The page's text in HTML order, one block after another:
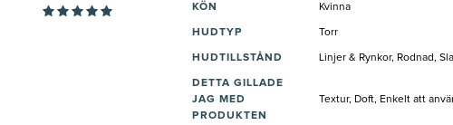
KÖN Kvinna
HUDTYP Torr
HUDTILLSTÅND Linjer & Rynkor, Rodnad,
DETTA GILLADE
JAG MED
PRODUKTEN
Textur, Doft, Enkelt att